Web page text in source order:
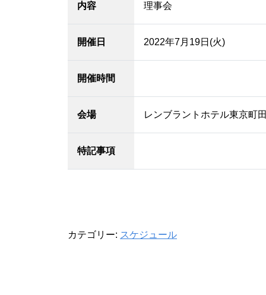
内容 理事会
開催日 2022年7月19日(火)
開催時間
会場 レンブラントホテル東京町田
特記事項
カテゴリー: スケジュール